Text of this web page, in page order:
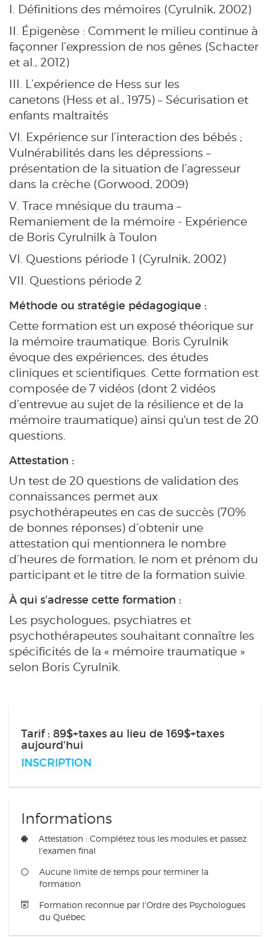
I. Définitions des mémoires (Cyrulnik, 2002)
II. Épigenèse : Comment le milieu continue à
façonner l’expression de nos gênes (Schacter
et al., 2012)
III. L’expérience de Hess sur les
canetons (Hess et al., 1975) – Sécurisation et
enfants maltraités
VI. Expérience sur l’interaction des bébés ;
Vulnérabilités dans les dépressions –
présentation de la situation de l’agresseur
dans la crèche (Gorwood, 2009)
V. Trace mnésique du trauma –
Remaniement de la mémoire - Expérience
de Boris Cyrulnilk à Toulon
VI. Questions période 1 (Cyrulnik, 2002)
VII. Questions période 2
Méthode ou stratégie pédagogique :
Cette formation est un exposé théorique sur
la mémoire traumatique. Boris Cyrulnik
évoque des expériences, des études
cliniques et scientifiques. Cette formation est
composée de 7 vidéos (dont 2 vidéos
d’entrevue au sujet de la résilience et de la
mémoire traumatique) ainsi qu'un test de 20
questions.
Attestation :
Un test de 20 questions de validation des
connaissances permet aux
psychothérapeutes en cas de succès (70%
de bonnes réponses) d’obtenir une
attestation qui mentionnera le nombre
d’heures de formation, le nom et prénom du
participant et le titre de la formation suivie.
À qui s'adresse cette formation :
Les psychologues, psychiatres et
psychothérapeutes souhaitant connaître les
spécificités de la « mémoire traumatique »
selon Boris Cyrulnik.
Tarif : 89$+taxes au lieu de 169$+taxes
aujourd'hui
INSCRIPTION
Informations
Attestation : Complétez tous les modules et passez
l'examen final
Aucune limite de temps pour terminer la
formation
Formation reconnue par l'Ordre des Psychologues
du Québec